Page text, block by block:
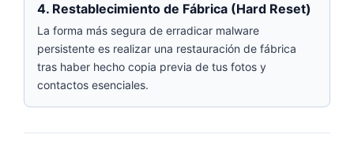
4. Restablecimiento de Fábrica (Hard Reset)
La forma más segura de erradicar malware
persistente es realizar una restauración de fábrica
tras haber hecho copia previa de tus fotos y
contactos esenciales.